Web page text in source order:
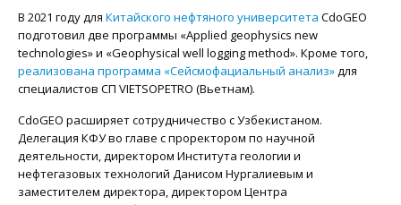
В 2021 году для Китайского нефтяного университета CdoGEO
подготовил две программы «Applied geophysics new
technologies» и «Geophysical well logging method». Кроме того,
реализована программа «Сейсмофациальный анализ»для
специалистов СП VIETSOPETRO (Вьетнам).
CdoGEO расширяет сотрудничество с Узбекистаном.
Делегация КФУ во главе с проректором по научной
деятельности, директором Института геологии и
нефтегазовых технологий Данисом Нургалиевым и
заместителем директора, директором Центра